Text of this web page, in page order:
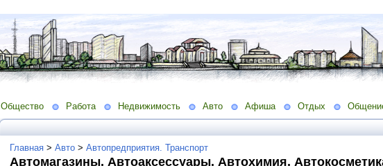
Общество Работа Недвижимость Авто Афиша Отдых
Главная > Авто > Автопредприятия. Транспорт
Автомагазины. Автоаксессуары. Автохимия.